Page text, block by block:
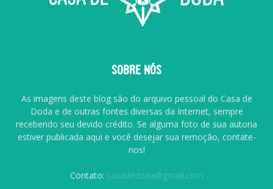
SOBRE NÓS
As imagens deste blog são do arquivo pessoal do Casa de
Doda e de outras fontes diversas da Internet, sempre
recebendo seu devido crédito. Se alguma foto de sua autoria
estiver publicada aqui e você desejar sua remoção, contate-
nos!
Contato: casadedoda@gmail.com